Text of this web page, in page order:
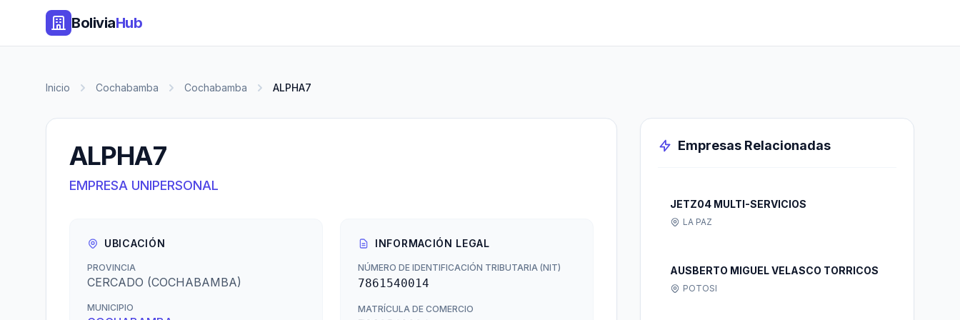
BoliviaHub
Inicio Cochabamba Cochabamba ALPHA7
ALPHA7
EMPRESA UNIPERSONAL
UBICACIÓN
PROVINCIA
CERCADO (COCHABAMBA)
MUNICIPIO
INFORMACIÓN LEGAL
NÚMERO DE IDENTIFICACIÓN TRIBUTARIA (NIT)
7861540014
MATRÍCULA DE COMERCIO
Empresas Relacionadas
JETZ04 MULTI-SERVICIOS
LA PAZ
AUSBERTO MIGUEL VELASCO TORRICOS
POTOSI